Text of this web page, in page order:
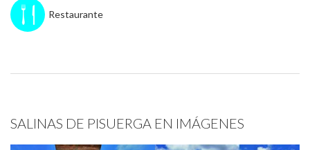
Restaurante
SALINAS DE PISUERGA EN IMÁGENES